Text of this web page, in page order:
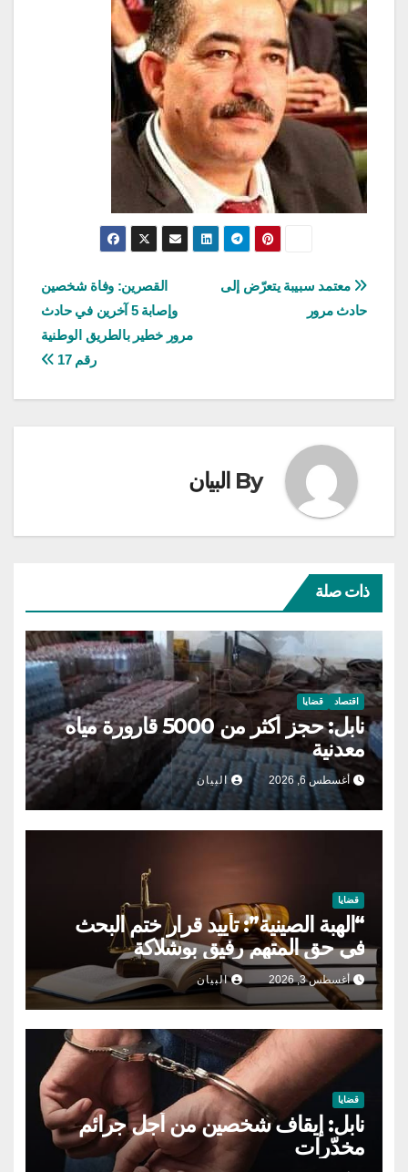
تصفّح
المقالات
القصرين: وفاة شخصين
وإصابة 5 آخرين في حادث
مرور خطير بالطريق الوطنية
رقم 17
معتمد سبيبة يتعرّض إلى
حادث مرور
By البيان
ذات صلة
اقتصاد قضايا
نابل: حجز أكثر من 5000 قارورة مياه
معدنية
أغسطس 6, 2026 البيان
قضايا
“الهبة الصينية”: تأييد قرار ختم البحث
في حق المتهم رفيق بوشلاكة
أغسطس 3, 2026 البيان
قضايا
نابل: إيقاف شخصين من أجل جرائم
مخدّرات